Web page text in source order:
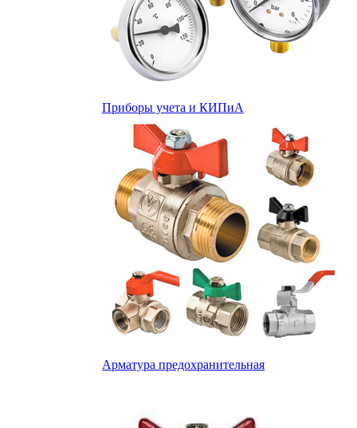
Приборы учета и КИПиА
Арматура предохранительная